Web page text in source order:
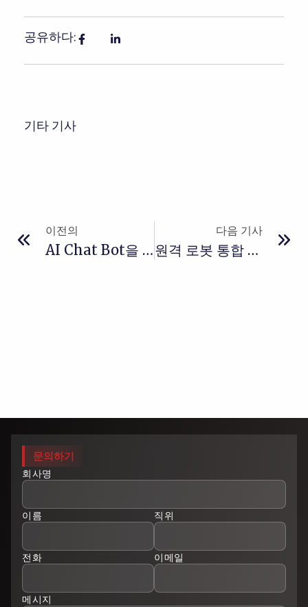
공유하다:
기타 기사
이전의
AI Chat Bot을 통한 콜센터 효율성과 AX 혁신
다음 기사
원격 로봇 통합 관리 시스템 – 스마트 제조를 위한 핵심 솔루션
문의하기
회사명
이름 직위
전화 이메일
메시지